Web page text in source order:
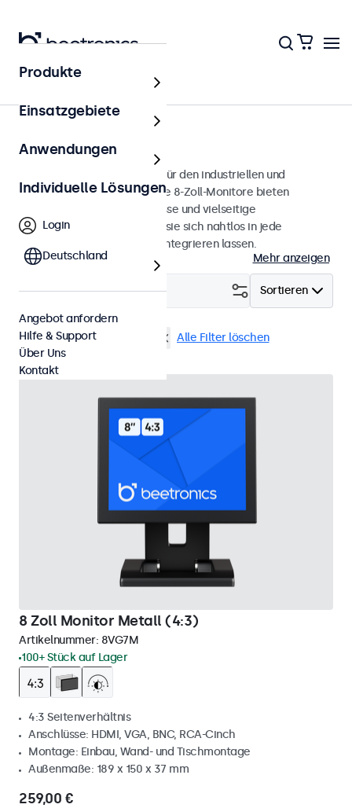
Monitore
8 Zoll Monitore
8-Zoll-Monitore, entwickelt für den industriellen und
professionellen Einsatz. Diese 8-Zoll-Monitore bieten
verschiedene Videoanschlüsse und vielseitige
Montageoptionen, wodurch sie sich nahtlos in jede
Anwendung und Umgebung integrieren lassen.
Mehr anzeigen
Sortieren
Filtern (1)
8 Zoll Monitore Alle Filter löschen
8 Zoll Monitor Metall (4:3)
Artikelnummer: 8VG7M
100+ Stück auf Lager
4:3 Seitenverhältnis
Anschlüsse: HDMI, VGA, BNC, RCA-Cinch
Montage: Einbau, Wand- und Tischmontage
Außenmaße: 189 x 150 x 37 mm
259,00 €
Produkte
Einsatzgebiete
Anwendungen
Individuelle Lösungen
Login
Deutschland
Angebot anfordern
Hilfe & Support
Über Uns
Kontakt